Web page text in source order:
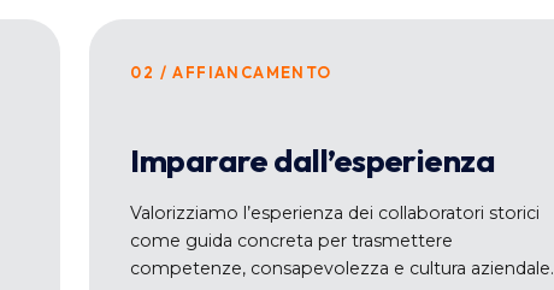
02 / AFFIANCAMENTO
Imparare dall’esperienza
Valorizziamo l’esperienza dei collaboratori storici
come guida concreta per trasmettere
competenze, consapevolezza e cultura aziendale.